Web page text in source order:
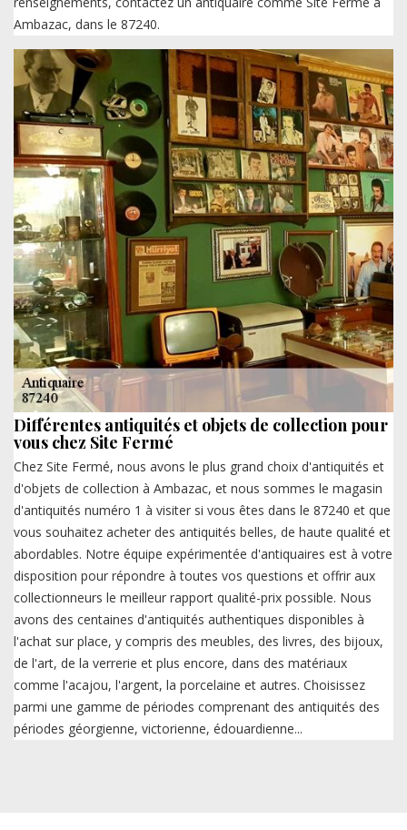
Ambazac, dans le 87240.
Différentes antiquités et objets de collection pour
vous chez Site Fermé
Chez Site Fermé, nous avons le plus grand choix d'antiquités et
d'objets de collection à Ambazac, et nous sommes le magasin
d'antiquités numéro 1 à visiter si vous êtes dans le 87240 et que
vous souhaitez acheter des antiquités belles, de haute qualité et
abordables. Notre équipe expérimentée d'antiquaires est à votre
disposition pour répondre à toutes vos questions et offrir aux
collectionneurs le meilleur rapport qualité-prix possible. Nous
avons des centaines d'antiquités authentiques disponibles à
l'achat sur place, y compris des meubles, des livres, des bijoux,
de l'art, de la verrerie et plus encore, dans des matériaux
comme l'acajou, l'argent, la porcelaine et autres. Choisissez
parmi une gamme de périodes comprenant des antiquités des
périodes géorgienne, victorienne, édouardienne...